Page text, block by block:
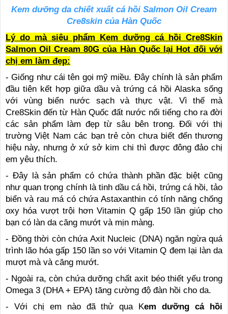
Kem dưỡng da chiết xuất cá hồi Salmon Oil Cream
Cre8skin của Hàn Quốc
Lý do mà siêu phẩm Kem dưỡng cá hồi Cre8Skin
Salmon Oil Cream 80G của Hàn Quốc lại Hot đối với
chị em làm đẹp:
- Giống như cái tên gọi mỹ miều. Đây chính là sản phẩm
đầu tiên kết hợp giữa dầu và trứng cá hồi Alaska sống
với vùng biển nước sạch và thực vật. Vì thế mà
Cre8Skin đến từ Hàn Quốc đất nước nổi tiếng cho ra đời
các sản phẩm làm đẹp từ sâu bên trong. Đối với thị
trường Việt Nam các bạn trẻ còn chưa biết đến thương
hiệu này, nhưng ở xứ sở kim chi thì được đông đảo chị
em yêu thích.
- Đây là sản phẩm có chứa thành phần đặc biệt cũng
như quan trọng chính là tinh dầu cá hồi, trứng cá hồi, tảo
biển và rau má có chứa Astaxanthin có tính năng chống
oxy hóa vượt trội hơn Vitamin Q gấp 150 lần giúp cho
bạn có làn da căng mướt và mịn màng.
- Đồng thời còn chứa Axit Nucleic (DNA) ngăn ngừa quá
trình lão hóa gấp 150 lần so với Vitamin Q đem lại làn da
mượt mà và căng mướt.
- Ngoài ra, còn chứa dưỡng chất axit béo thiết yếu trong
Omega 3 (DHA + EPA) tăng cường độ đàn hồi cho da.
- Với chị em nào đã thử qua Kem dưỡng cá hồi